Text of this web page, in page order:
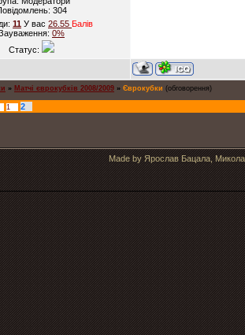
304
11 У вас 26.55 Балiв
0%
Статус:
» Матчі єврокубків 2008/2009 » Єврокубки (обговорення)
1 2
Made by Ярослав Бацала,